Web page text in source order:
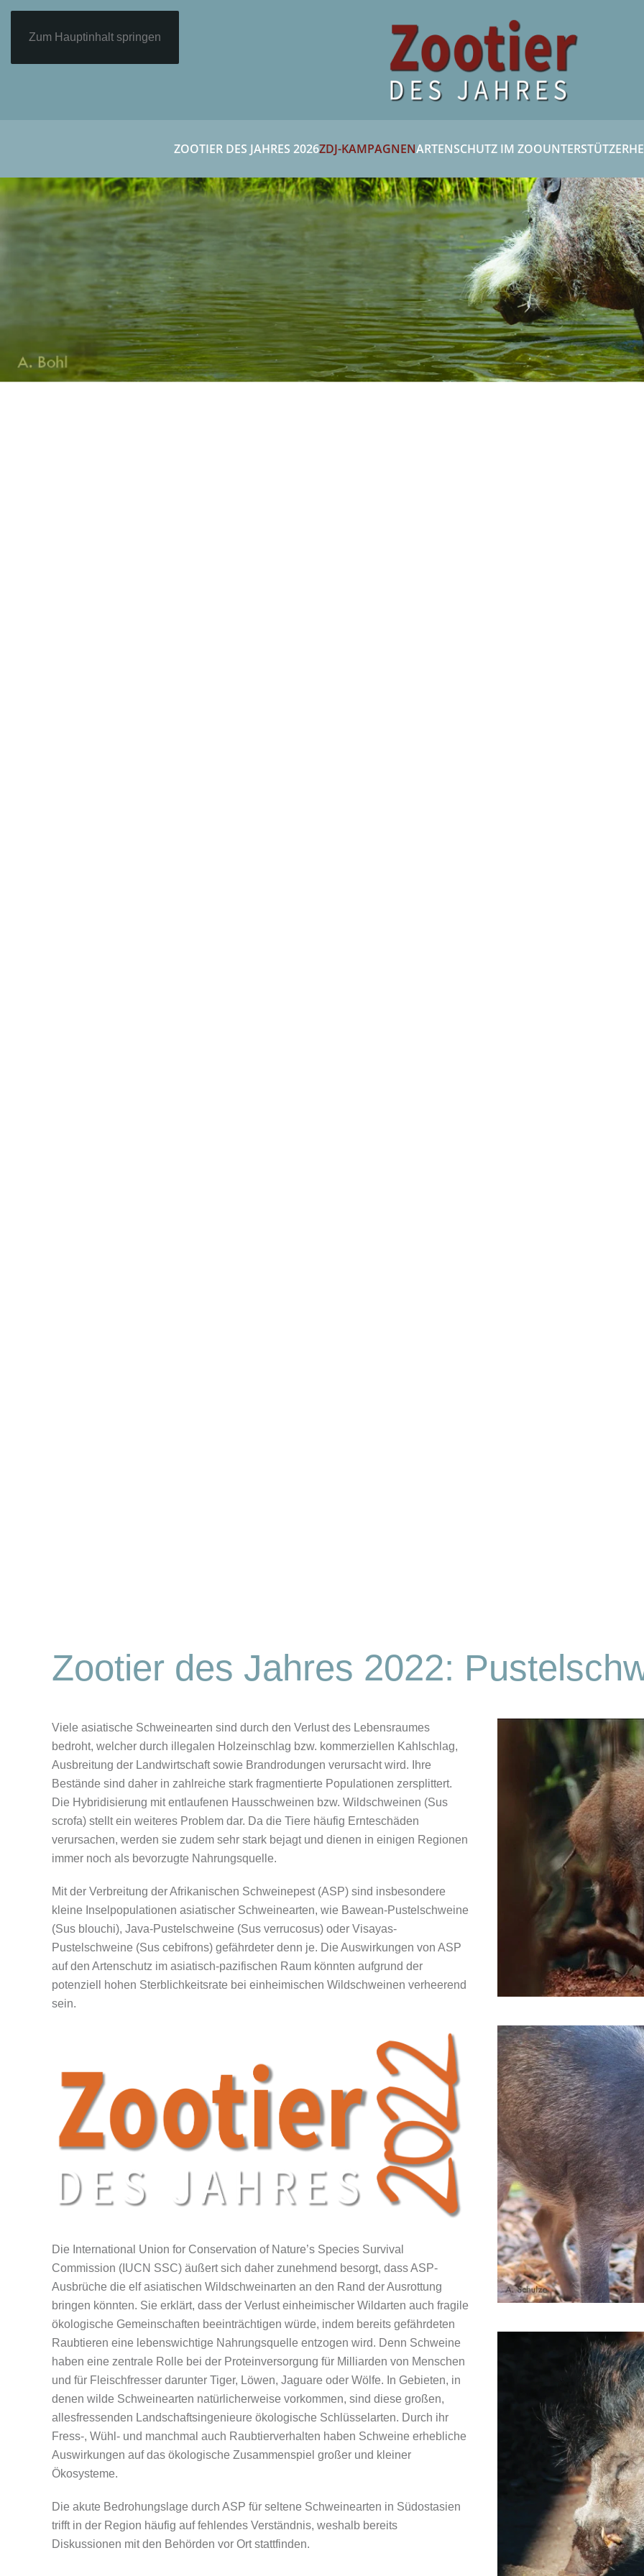
Zum Hauptinhalt springen
ZOOTIER DES JAHRES 2026ZDJ-KAMPAGNENARTENSCHUTZ IM ZOOUNTERSTÜTZER
Zootier des Jahres 2022:
Viele asiatische Schweinearten sind durch den Verlust des Lebensraumes
bedroht, welcher durch illegalen Holzeinschlag bzw. kommerziellen Kahlschlag,
Ausbreitung der Landwirtschaft sowie Brandrodungen verursacht wird. Ihre
Bestände sind daher in zahlreiche stark fragmentierte Populationen zersplittert.
Die Hybridisierung mit entlaufenen Hausschweinen bzw. Wildschweinen (Sus
scrofa) stellt ein weiteres Problem dar. Da die Tiere häufig Ernteschäden
verursachen, werden sie zudem sehr stark bejagt und dienen in einigen Regionen
immer noch als bevorzugte Nahrungsquelle.
Mit der Verbreitung der Afrikanischen Schweinepest (ASP) sind insbesondere
kleine Inselpopulationen asiatischer Schweinearten, wie Bawean-Pustelschweine
(Sus blouchi), Java-Pustelschweine (Sus verrucosus) oder Visayas-
Pustelschweine (Sus cebifrons) gefährdeter denn je. Die Auswirkungen von ASP
auf den Artenschutz im asiatisch-pazifischen Raum könnten aufgrund der
potenziell hohen Sterblichkeitsrate bei einheimischen Wildschweinen verheerend
sein.
Die International Union for Conservation of Nature’s Species Survival
Commission (IUCN SSC) äußert sich daher zunehmend besorgt, dass ASP-
Ausbrüche die elf asiatischen Wildschweinarten an den Rand der Ausrottung
bringen könnten. Sie erklärt, dass der Verlust einheimischer Wildarten auch fragile
ökologische Gemeinschaften beeinträchtigen würde, indem bereits gefährdeten
Raubtieren eine lebenswichtige Nahrungsquelle entzogen wird. Denn Schweine
haben eine zentrale Rolle bei der Proteinversorgung für Milliarden von Menschen
und für Fleischfresser darunter Tiger, Löwen, Jaguare oder Wölfe. In Gebieten, in
denen wilde Schweinearten natürlicherweise vorkommen, sind diese großen,
allesfressenden Landschaftsingenieure ökologische Schlüsselarten. Durch ihr
Fress-, Wühl- und manchmal auch Raubtierverhalten haben Schweine erhebliche
Auswirkungen auf das ökologische Zusammenspiel großer und kleiner
Ökosysteme.
Die akute Bedrohungslage durch ASP für seltene Schweinearten in Südostasien
trifft in der Region häufig auf fehlendes Verständnis, weshalb bereits
Diskussionen mit den Behörden vor Ort stattfinden.